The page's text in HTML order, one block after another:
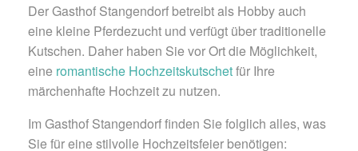
Der Gasthof Stangendorf betreibt als Hobby auch
eine kleine Pferdezucht und verfügt über traditionelle
Kutschen. Daher haben Sie vor Ort die Möglichkeit,
eine romantische Hochzeitskutschetfür Ihre
märchenhafte Hochzeit zu nutzen.
Im Gasthof Stangendorf finden Sie folglich alles, was
Sie für eine stilvolle Hochzeitsfeier benötigen: